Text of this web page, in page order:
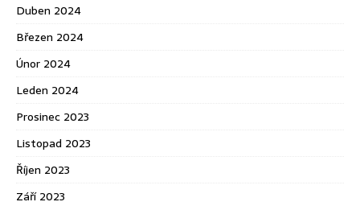
Duben 2024
Březen 2024
Únor 2024
Leden 2024
Prosinec 2023
Listopad 2023
Říjen 2023
Září 2023